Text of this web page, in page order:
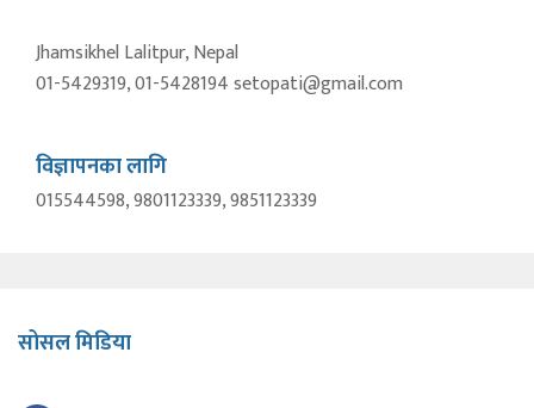
Jhamsikhel Lalitpur, Nepal
01-5429319, 01-5428194 setopati@gmail.com
विज्ञापनका लागि
015544598, 9801123339, 9851123339
सोसल मिडिया